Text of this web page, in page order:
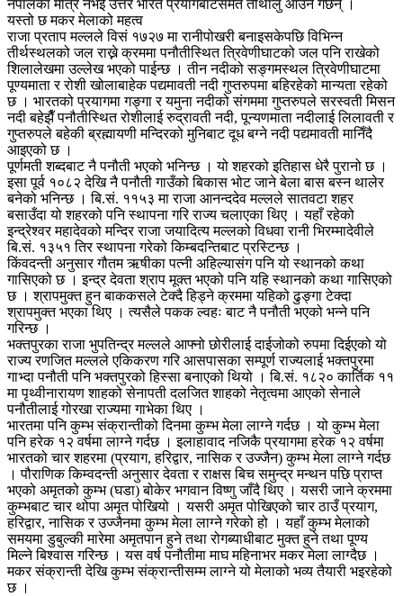
नेपालका मात्र नभई उत्तर भारत प्रयागबाटसमेत तीर्थालु आउने गर्छन् ।
यस्तो छ मकर मेलाको महत्व
राजा प्रताप मल्लले विसं १७२७ मा रानीपोखरी बनाइसकेपछि विभिन्न
तीर्थस्थलको जल राख्ने क्रममा पनौतीस्थित त्रिवेणीघाटको जल पनि राखेको
शिलालेखमा उल्लेख भएको पाईन्छ । तीन नदीको सङ्गमस्थल त्रिवेणीघाटमा
पूण्यमाता र रोशी खोलाबाहेक पद्यमावती नदी गुप्तरुपमा बहिरहेको मान्यता रहेको
छ । भारतको प्रयागमा गङ्गा र यमुना नदीको संगममा गुप्तरुपले सरस्वती मिसन
नदी बहेझैँ पनौतीस्थित रोशीलाई रुद्रावती नदी, पून्यणमाता नदीलाई लिलावती र
गुप्तरुपले बहेकी ब्रह्मायणी मन्दिरको मुनिबाट दूध बग्ने नदी पद्यमावती मानिँदै
आइएको छ ।
पूर्णमती शब्दबाट नै पनौती भएको भनिन्छ । यो शहरको इतिहास धेरै पुरानो छ ।
इसा पूर्व १०८२ देखि नै पनौती गाउँको बिकास भोट जाने बेला बास बस्न थालेर
बनेको भनिन्छ । बि.सं. ११५३ मा राजा आनन्ददेव मल्लले सातवटा शहर
बसाउँदा यो शहरको पनि स्थापना गरि राज्य चलाएका थिए । यहाँ रहेको
इन्द्रेश्वर महादेवको मन्दिर राजा जयादित्य मल्लको विधवा रानी भिरम्मादेवीले
बि.सं. १३५१ तिर स्थापना गरेको किम्बदन्तिबाट प्रस्टिन्छ ।
किंवदन्ती अनुसार गौतम ऋषीका पत्नी अहिल्यासंग पनि यो स्थानको कथा
गासिएको छ । इन्द्र देवता श्राप मूक्त भएको पनि यहि स्थानको कथा गासिएको
छ । श्रापमुक्त हुन बाककसले टेक्दै हिड्ने क्रममा यहिको ढुङ्गा टेक्दा
श्रापमुक्त भएका थिए । त्यसैले पकक ल्वहः बाट नै पनौती भएको भन्ने पनि
गरिन्छ ।
भक्तपुरका राजा भुपतिन्द्र मल्लले आफ्नो छोरीलाई दाईजोको रुपमा दिईएको यो
राज्य रणजित मल्लले एकिकरण गरि आसपासका सम्पूर्ण राज्यलाई भक्तपुरमा
गाभ्दा पनौती पनि भक्तपुरको हिस्सा बनाएको थियो । बि.सं. १८२० कार्तिक ११
मा पृथ्वीनारायण शाहको सेनापती दलजित शाहको नेतृत्वमा आएको सेनाले
पनौतीलाई गोरखा राज्यमा गाभेका थिए ।
भारतमा पनि कुम्भ संक्रान्तीको दिनमा कुम्भ मेला लाग्ने गर्दछ । यो कुम्भ मेला
पनि हरेक १२ वर्षमा लाग्ने गर्दछ । इलाहावाद नजिकै प्रयागमा हरेक १२ वर्षमा
भारतको चार शहरमा (प्रयाग, हरिद्वार, नासिक र उज्जैन) कुम्भ मेला लाग्ने गर्दछ
। पौराणिक किम्वदन्ती अनुसार देवता र राक्षस बिच समुन्द्र मन्थन पछि प्राप्त
भएको अमृतको कुम्भ (घडा) बोकेर भगवान विष्णु जाँदै थिए । यसरी जाने क्रममा
कुम्भबाट चार थोपा अमृत पोखियो । यसरी अमृत पोखिएको चार ठाउँ प्रयाग,
हरिद्वार, नासिक र उज्जैनमा कुम्भ मेला लाग्ने गरेको हो । यहाँ कुम्भ मेलाको
समयमा डुबुल्की मारेमा अमृतपान हुने तथा रोगब्याधीबाट मुक्त हुने तथा पूण्य
मिल्ने बिश्वास गरिन्छ । यस वर्ष पनौतीमा माघ महिनाभर मकर मेला लाग्दैछ ।
मकर संक्रान्ती देखि कुम्भ संक्रान्तीसम्म लाग्ने यो मेलाको भव्य तैयारी भइरहेको
छ ।